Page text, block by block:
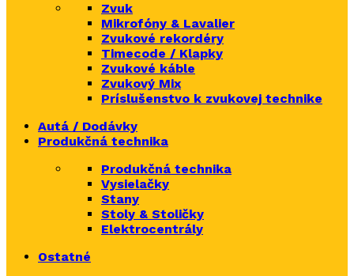
Zvuk
Mikrofóny & Lavalier
Zvukové rekordéry
Timecode / Klapky
Zvukové káble
Zvukový Mix
Príslušenstvo k zvukovej technike
Autá / Dodávky
Produkčná technika
Produkčná technika
Vysielačky
Stany
Stoly & Stoličky
Elektrocentrály
Ostatné